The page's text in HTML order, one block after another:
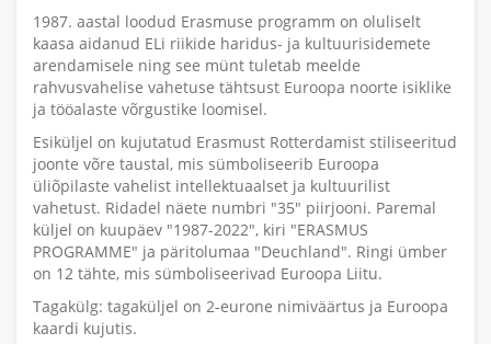
1987. aastal loodud Erasmuse programm on oluliselt
kaasa aidanud ELi riikide haridus- ja kultuurisidemete
arendamisele ning see münt tuletab meelde
rahvusvahelise vahetuse tähtsust Euroopa noorte isiklike
ja tööalaste võrgustike loomisel.
Esiküljel on kujutatud Erasmust Rotterdamist stiliseeritud
joonte võre taustal, mis sümboliseerib Euroopa
üliõpilaste vahelist intellektuaalset ja kultuurilist
vahetust. Ridadel näete numbri "35" piirjooni. Paremal
küljel on kuupäev "1987-2022", kiri "ERASMUS
PROGRAMME" ja päritolumaa "Deuchland". Ringi ümber
on 12 tähte, mis sümboliseerivad Euroopa Liitu.
Tagakülg: tagaküljel on 2-eurone nimiväärtus ja Euroopa
kaardi kujutis.